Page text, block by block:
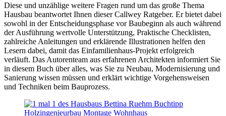
Diese und unzählige weitere Fragen rund um das große Thema
Hausbau beantwortet Ihnen dieser Callwey Ratgeber. Er bietet dabei
sowohl in der Entscheidungsphase vor Baubeginn als auch während
der Ausführung wertvolle Unterstützung, Praktische Checklisten,
zahlreiche Anleitungen und erklärende Illustrationen helfen den
Lesern dabei, damit das Einfamilienhaus-Projekt erfolgreich
verläuft. Das Autorenteam aus erfahrenen Architekten informiert Sie
in diesem Buch über alles, was Sie zu Neubau, Modernisierung und
Sanierung wissen müssen und erklärt wichtige Vorgehensweisen
und Techniken beim Bauprozess.